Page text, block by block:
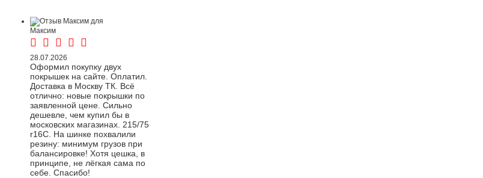
Максим
28.07.2026
Оформил покупку двух
покрышек на сайте. Оплатил.
Доставка в Москву ТК. Всё
отлично: новые покрышки по
заявленной цене. Сильно
дешевле, чем купил бы в
московских магазинах. 215/75
r16C. На шинке похвалили
резину: минимум грузов при
балансировке! Хотя цешка, в
принципе, не лёгкая сама по
себе. Спасибо!